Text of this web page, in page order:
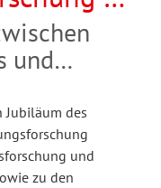
und
Jubiläum des
und
zu den